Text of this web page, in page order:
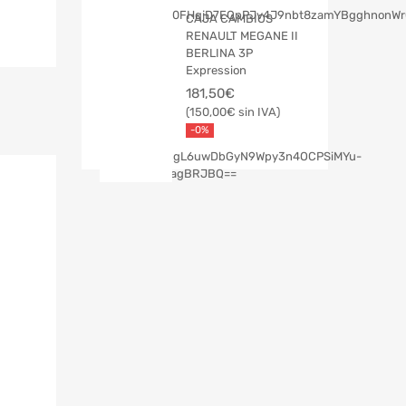
CAJA CAMBIOS
RENAULT MEGANE II
BERLINA 3P
Expression
181,50€
150,00€
-0%